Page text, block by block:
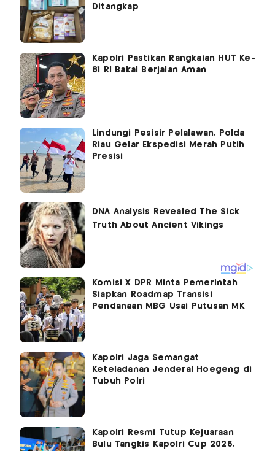
Ditangkap
Kapolri Pastikan Rangkaian HUT Ke-
81 RI Bakal Berjalan Aman
Lindungi Pesisir Pelalawan, Polda
Riau Gelar Ekspedisi Merah Putih
Presisi
Komisi X DPR Minta Pemerintah
Siapkan Roadmap Transisi
Pendanaan MBG Usai Putusan MK
Kapolri Jaga Semangat
Keteladanan Jenderal Hoegeng di
Tubuh Polri
Kapolri Resmi Tutup Kejuaraan
Bulu Tangkis Kapolri Cup 2026,